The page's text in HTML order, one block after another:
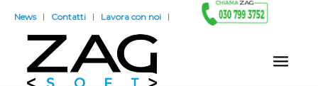
News Contatti Lavora con noi